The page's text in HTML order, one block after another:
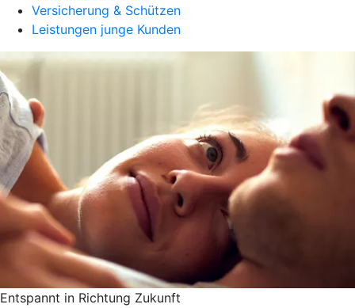
Versicherung & Schützen
Leistungen junge Kunden
Entspannt in Richtung Zukunft